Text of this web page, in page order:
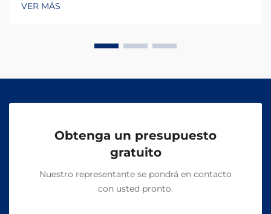
VER MÁS
Obtenga un presupuesto
gratuito
Nuestro representante se pondrá en contacto
con usted pronto.